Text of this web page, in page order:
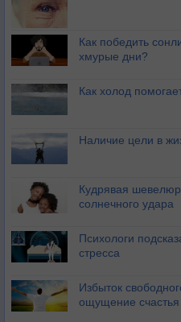
Как победить
хмурые дни?
Как холод
Наличие цели в
Кудрявая
солнечного удара
Психологи
стресса
Избыток
ощущение счастья